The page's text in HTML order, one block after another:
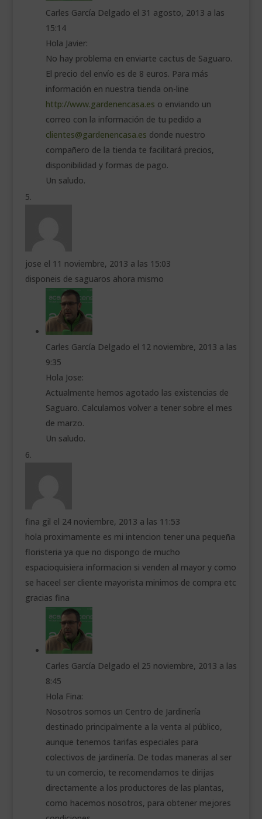
Carles García Delgado el 31 agosto, 2013 a las
15:14
Hola Javier:
No hay problema en enviarte cactus de Saguaro.
El precio del envío es de 8 euros. Para más
información en nuestra tienda on-line
http://www.gardenencasa.es o enviando un
correo con la información de tu pedido a
clientes@gardenencasa.es donde nuestro
compañero de la tienda te facilitará precios,
disponibilidad y formas de pago.
Un saludo.
jose el 11 noviembre, 2013 a las 15:03
disponeis de saguaros ahora mismo
Carles García Delgado el 12 noviembre, 2013 a las
9:35
Hola Jose:
Actualmente hemos agotado las existencias de
Saguaro. Calculamos volver a tener sobre el mes
de marzo.
Un saludo.
fina gil el 24 noviembre, 2013 a las 11:53
hola proximamente es mi intencion tener una pequeña
floristeria ya que no dispongo de mucho
espacioquisiera informacion si venden al mayor y como
se haceel ser cliente mayorista minimos de compra etc
gracias fina
Carles García Delgado el 25 noviembre, 2013 a las
8:45
Hola Fina:
Nosotros somos un Centro de Jardinería
destinado principalmente a la venta al público,
aunque tenemos tarifas especiales para
colectivos de jardinería. De todas maneras al ser
tu un comercio, te recomendamos te dirijas
directamente a los productores de las plantas,
como hacemos nosotros, para obtener mejores